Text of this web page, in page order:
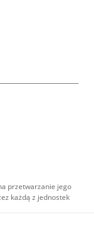
przetwarzanie jego
każdą z jednostek